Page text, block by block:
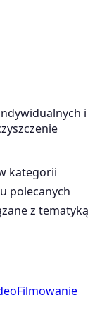
i
kategorii
polecanych
z tematyką
Filmowanie